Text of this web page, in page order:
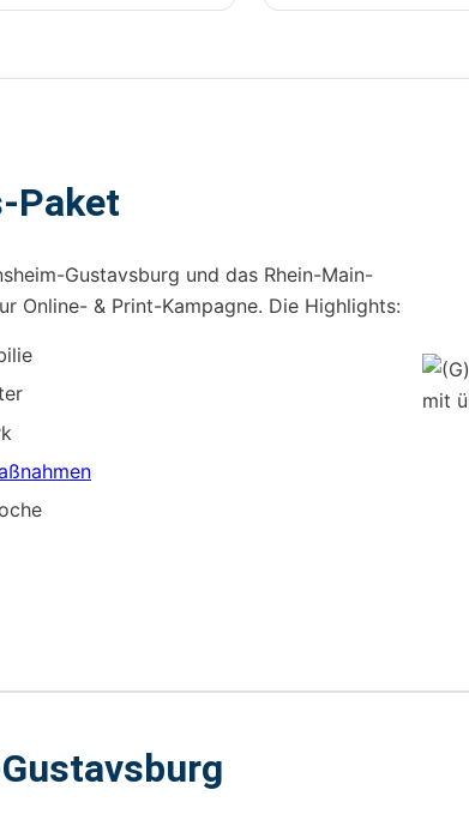
Paket
Gustavsburg und das Rhein-Main-
Online- & Print-Kampagne. Die Highlights: